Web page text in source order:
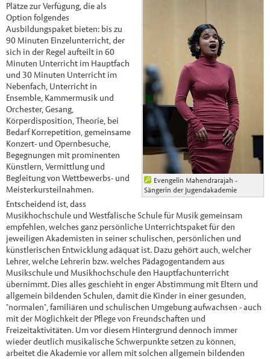
Evengelin Mahendrarajah -
Sängerin der Jugendakademie
Plätze zur Verfügung, die als
Option folgendes
Ausbildungspaket bieten: bis zu
90 Minuten Einzelunterricht, der
sich in der Regel aufteilt in 60
Minuten Unterricht im Hauptfach
und 30 Minuten Unterricht im
Nebenfach, Unterricht in
Ensemble, Kammermusik und
Orchester, Gesang,
Körperdisposition, Theorie, bei
Bedarf Korrepetition, gemeinsame
Konzert- und Opernbesuche,
Begegnungen mit prominenten
Künstlern, Vermittlung und
Begleitung von Wettbewerbs- und
Meisterkursteilnahmen.
Entscheidend ist, dass
Musikhochschule und Westfälische Schule für Musik gemeinsam
empfehlen, welches ganz persönliche Unterrichtspaket für den
jeweiligen Akademisten in seiner schulischen, persönlichen und
künstlerischen Entwicklung adäquat ist. Dazu gehört auch, welcher
Lehrer, welche Lehrerin bzw. welches Pädagogentandem aus
Musikschule und Musikhochschule den Hauptfachunterricht
übernimmt. Dies alles geschieht in enger Abstimmung mit Eltern und
allgemein bildenden Schulen, damit die Kinder in einer gesunden,
"normalen", familiären und schulischen Umgebung aufwachsen - auch
mit der Möglichkeit der Pflege von Freundschaften und
Freizeitaktivitäten. Um vor diesem Hintergrund dennoch immer
wieder deutlich musikalische Schwerpunkte setzen zu können,
arbeitet die Akademie vor allem mit solchen allgemein bildenden